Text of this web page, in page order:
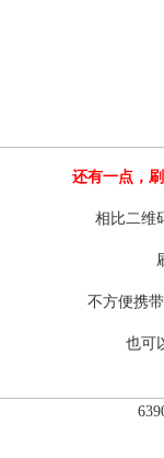
还有一点，
相比二维
不方便携
也可